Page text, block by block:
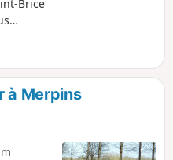
Brice
a
ces
à Merpins